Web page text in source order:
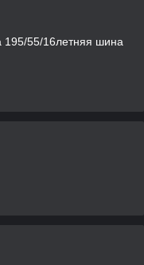
195/55/16летняя шина